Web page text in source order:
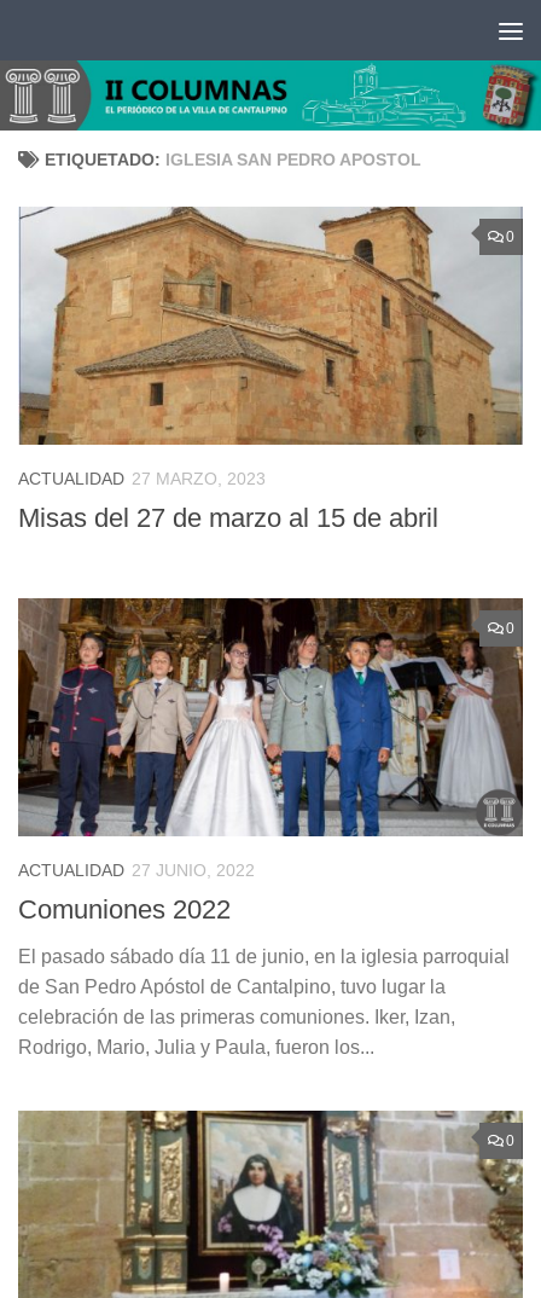
ETIQUETADO: IGLESIA SAN PEDRO APOSTOL
0
ACTUALIDAD 27 MARZO, 2023
Misas del 27 de marzo al 15 de abril
0
ACTUALIDAD 27 JUNIO, 2022
Comuniones 2022
El pasado sábado día 11 de junio, en la iglesia parroquial
de San Pedro Apóstol de Cantalpino, tuvo lugar la
celebración de las primeras comuniones. Iker, Izan,
Rodrigo, Mario, Julia y Paula, fueron los...
0